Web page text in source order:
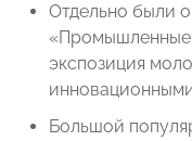
Отдельно были
«Промышленные
экспозиция
Большой